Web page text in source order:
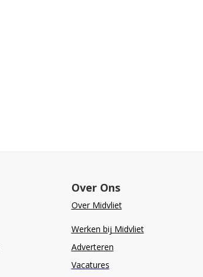
Over Ons
Over Midvliet
Werken bij Midvliet
Adverteren
Vacatures